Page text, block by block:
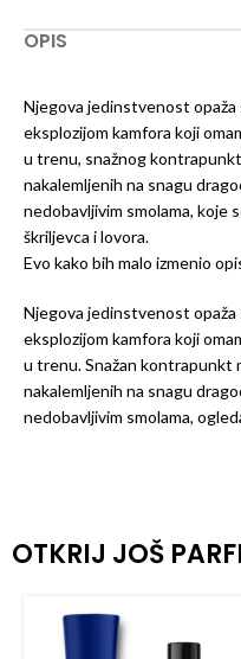
OPIS
Njegova jedinstvenost opaža
eksplozijom kamfora koji
u trenu, snažnog
nakalemljenih na snagu
nedobavljivim smolama, koje
škriljevca i lovora.
Evo kako bih malo izmenio
Njegova jedinstvenost opaža
eksplozijom kamfora koji
u trenu. Snažan kontrapunkt
nakalemljenih na snagu
nedobavljivim smolama,
OTKRIJ JOŠ